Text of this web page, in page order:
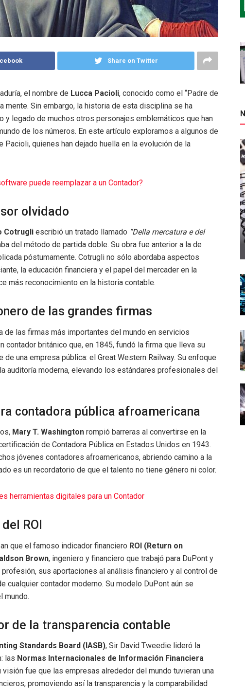
Share on Twitter
el nombre de Lucca Pacioli, conocido como el “Padre de
mente. Sin embargo, la historia de esta disciplina se ha
y legado de muchos otros personajes emblemáticos que han
de los números. En este artículo exploramos a algunos de
quienes han dejado huella en la evolución de la
puede reemplazar a un Contador?
olvidado
Cotrugli escribió un tratado llamado “Della mercatura e del
del método de partida doble. Su obra fue anterior a la de
póstumamente. Cotrugli no sólo abordaba aspectos
la educación financiera y el papel del mercader en la
más reconocimiento en la historia contable.
de las grandes firmas
de las firmas más importantes del mundo en servicios
británico que, en 1845, fundó la firma que lleva su
una empresa pública: el Great Western Railway. Su enfoque
auditoría moderna, elevando los estándares profesionales del
contadora pública afroamericana
Mary T. Washington rompió barreras al convertirse en la
de Contadora Pública en Estados Unidos en 1943.
jóvenes contadores afroamericanos, abriendo camino a la
es un recordatorio de que el talento no tiene género ni color.
herramientas digitales para un Contador
ROI
que el famoso indicador financiero ROI (Return on
Brown, ingeniero y financiero que trabajó para DuPont y
sus aportaciones al análisis financiero y al control de
cualquier contador moderno. Su modelo DuPont aún se
mundo.
de la transparencia contable
Standards Board (IASB), Sir David Tweedie lideró la
las Normas Internacionales de Información Financiera
visión fue que las empresas alrededor del mundo tuvieran una
promoviendo así la transparencia y la comparabilidad